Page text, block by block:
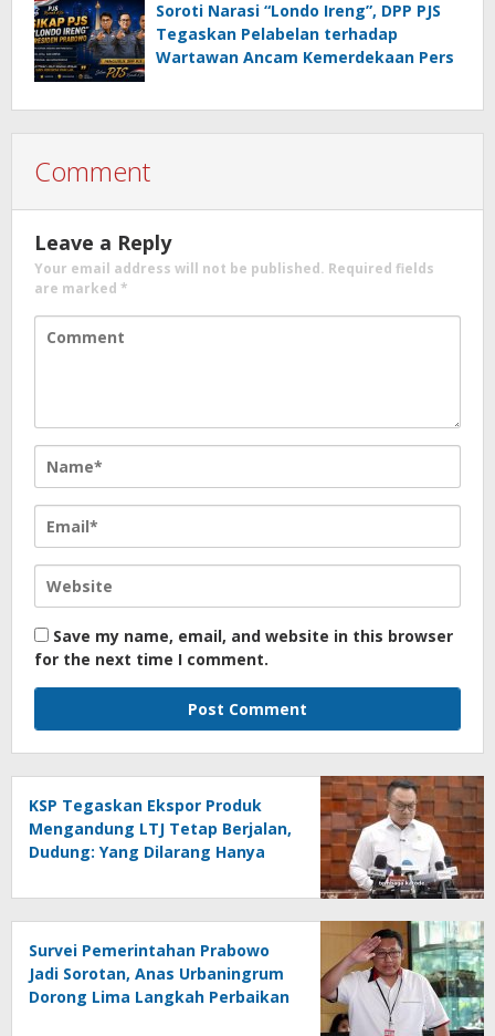
Soroti Narasi “Londo Ireng”, DPP PJS
Tegaskan Pelabelan terhadap
Wartawan Ancam Kemerdekaan Pers
Comment
Leave a Reply
Your email address will not be published. Required fields
are marked *
Save my name, email, and website in this browser
for the next time I comment.
KSP Tegaskan Ekspor Produk
Mengandung LTJ Tetap Berjalan,
Dudung: Yang Dilarang Hanya
Survei Pemerintahan Prabowo
Jadi Sorotan, Anas Urbaningrum
Dorong Lima Langkah Perbaikan